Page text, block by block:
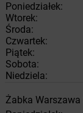
Poniedziałek:
Wtorek:
Środa:
Czwartek:
Piątek:
Sobota:
Niedziela:
Żabka Warszawa